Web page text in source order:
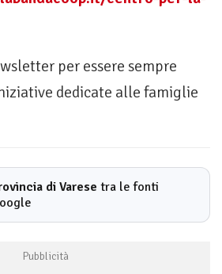
per essere sempre
dedicate alle famiglie
di Varese tra le fonti